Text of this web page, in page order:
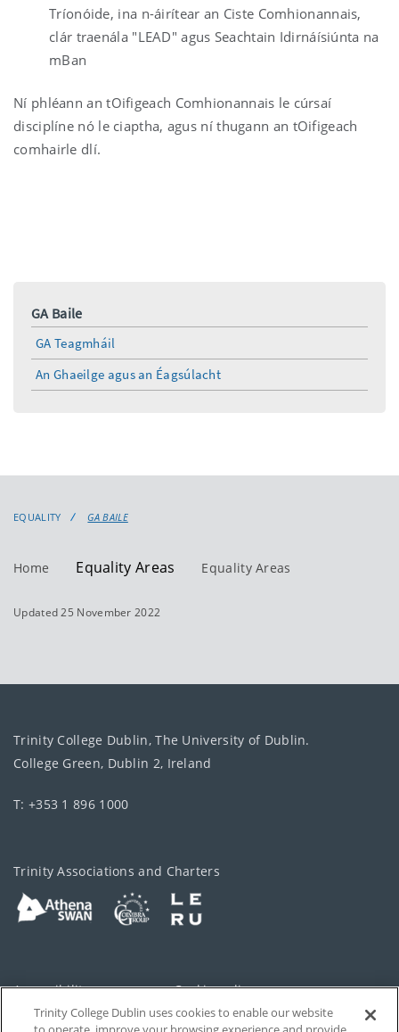
Tríonóide, ina n-áirítear an Ciste Comhionannais,
clár traenála "LEAD" agus Seachtain Idirnáísiúnta na
mBan
Ní phléann an tOifigeach Comhionannais le cúrsaí
disciplíne nó le ciaptha, agus ní thugann an tOifigeach
comhairle dlí.
GA Baile
GA Teagmháil
An Ghaeilge agus an Éagsúlacht
EQUALITY GA BAILE
Home Equality Areas Equality Areas
Updated 25 November 2022
Trinity College Dublin, The University of Dublin.
College Green, Dublin 2, Ireland
T: +353 1 896 1000
Trinity Associations and Charters
Accessibility Cookie policy
Privacy Cookies Settings
Trinity College Dublin uses cookies to enable our website